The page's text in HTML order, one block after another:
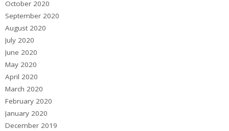
October 2020
September 2020
August 2020
July 2020
June 2020
May 2020
April 2020
March 2020
February 2020
January 2020
December 2019